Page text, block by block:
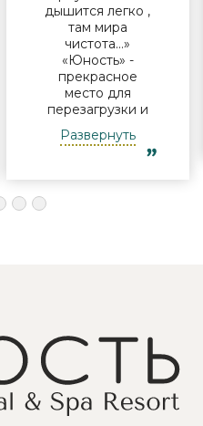
дышится легко ,
там мира
чистота…»
«Юность» -
прекрасное
место для
перезагрузки и
полноценного
отдыха
Шикарные аква
спортивными
море цветов,
фонтаны и
собственный
остров для
Развернуть